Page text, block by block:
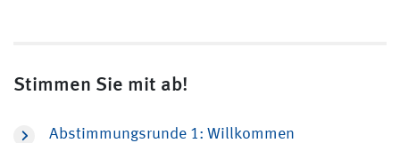
Stimmen Sie mit ab!
Abstimmungsrunde 1: Willkommen